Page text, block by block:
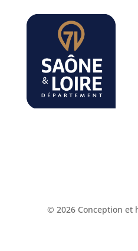
© 2026 Conception et